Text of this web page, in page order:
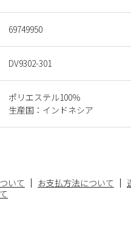
69749950
DV9302-301
ポリエステル100％
生産国：インドネシア
いて お支払方法について